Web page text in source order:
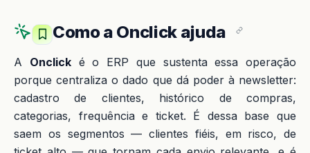
Como a Onclick ajuda
A Onclické o ERP que sustenta essa operação
porque centraliza o dado que dá poder à newsletter:
cadastro de clientes, histórico de compras,
categorias, frequência e ticket. É dessa base que
saem os segmentos — clientes fiéis, em risco, de